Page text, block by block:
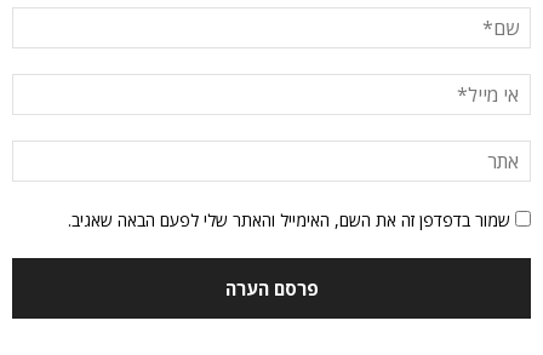
שמור בדפדפן זה את השם, האימייל והאתר שלי לפעם הבאה שאגיב.